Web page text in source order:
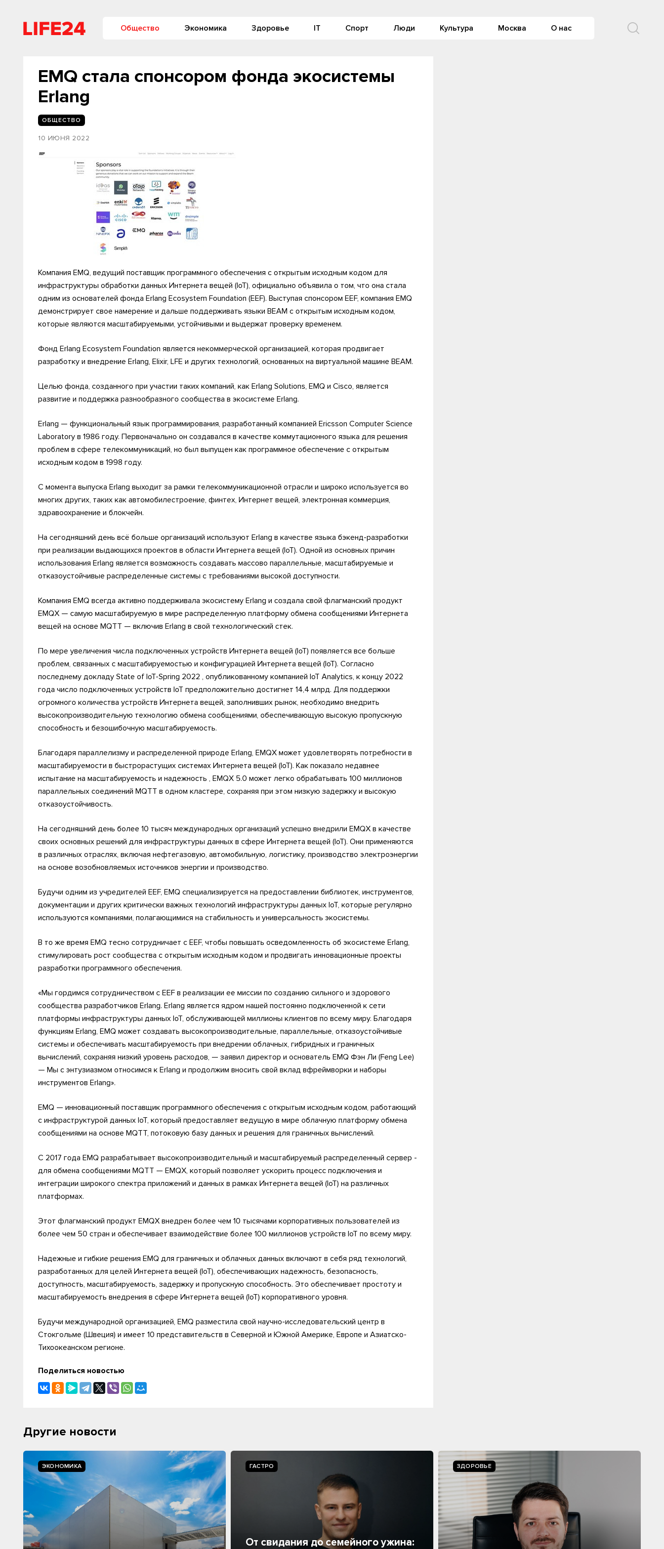
Общество Экономика Здоровье IT Спорт Люди Культура Москва О нас
EMQ стала спонсором фонда экосистемы
Erlang
ОБЩЕСТВО
10 ИЮНЯ 2022
Компания EMQ, ведущий поставщик программного обеспечения с открытым исходным кодом для
инфраструктуры обработки данных Интернета вещей (IoT), официально объявила о том, что она стала
одним из основателей фонда Erlang Ecosystem Foundation (EEF). Выступая спонсором EEF, компания EMQ
демонстрирует свое намерение и дальше поддерживать языки BEAM с открытым исходным кодом,
которые являются масштабируемыми, устойчивыми и выдержат проверку временем.
Фонд Erlang Ecosystem Foundation является некоммерческой организацией, которая продвигает
разработку и внедрение Erlang, Elixir, LFE и других технологий, основанных на виртуальной машине BEAM.
Целью фонда, созданного при участии таких компаний, как Erlang Solutions, EMQ и Cisco, является
развитие и поддержка разнообразного сообщества в экосистеме Erlang.
Erlang — функциональный язык программирования, разработанный компанией Ericsson Computer Science
Laboratory в 1986 году. Первоначально он создавался в качестве коммутационного языка для решения
проблем в сфере телекоммуникаций, но был выпущен как программное обеспечение с открытым
исходным кодом в 1998 году.
С момента выпуска Erlang выходит за рамки телекоммуникационной отрасли и широко используется во
многих других, таких как автомобилестроение, финтех, Интернет вещей, электронная коммерция,
здравоохранение и блокчейн.
На сегодняшний день всё больше организаций используют Erlang в качестве языка бэкенд-разработки
при реализации выдающихся проектов в области Интернета вещей (IoT). Одной из основных причин
использования Erlang является возможность создавать массово параллельные, масштабируемые и
отказоустойчивые распределенные системы с требованиями высокой доступности.
Компания EMQ всегда активно поддерживала экосистему Erlang и создала свой флагманский продукт
EMQX — самую масштабируемую в мире распределенную платформу обмена сообщениями Интернета
вещей на основе MQTT — включив Erlang в свой технологический стек.
По мере увеличения числа подключенных устройств Интернета вещей (IoT) появляется все больше
проблем, связанных с масштабируемостью и конфигурацией Интернета вещей (IoT). Согласно
последнему докладу State of IoT-Spring 2022 , опубликованному компанией IoT Analytics, к концу 2022
года число подключенных устройств IoT предположительно достигнет 14,4 млрд. Для поддержки
огромного количества устройств Интернета вещей, заполнивших рынок, необходимо внедрить
высокопроизводительную технологию обмена сообщениями, обеспечивающую высокую пропускную
способность и безошибочную масштабируемость.
Благодаря параллелизму и распределенной природе Erlang, EMQX может удовлетворять потребности в
масштабируемости в быстрорастущих системах Интернета вещей (IoT). Как показало недавнее
испытание на масштабируемость и надежность , EMQX 5.0 может легко обрабатывать 100 миллионов
параллельных соединений MQTT в одном кластере, сохраняя при этом низкую задержку и высокую
отказоустойчивость.
На сегодняшний день более 10 тысяч международных организаций успешно внедрили EMQX в качестве
своих основных решений для инфраструктуры данных в сфере Интернета вещей (IoT). Они применяются
в различных отраслях, включая нефтегазовую, автомобильную, логистику, производство электроэнергии
на основе возобновляемых источников энергии и производство.
Будучи одним из учредителей EEF, EMQ специализируется на предоставлении библиотек, инструментов,
документации и других критически важных технологий инфраструктуры данных IoT, которые регулярно
используются компаниями, полагающимися на стабильность и универсальность экосистемы.
В то же время EMQ тесно сотрудничает с EEF, чтобы повышать осведомленность об экосистеме Erlang,
стимулировать рост сообщества с открытым исходным кодом и продвигать инновационные проекты
разработки программного обеспечения.
«Мы гордимся сотрудничеством с EEF в реализации ее миссии по созданию сильного и здорового
сообщества разработчиков Erlang. Erlang является ядром нашей постоянно подключенной к сети
платформы инфраструктуры данных IoT, обслуживающей миллионы клиентов по всему миру. Благодаря
функциям Erlang, EMQ может создавать высокопроизводительные, параллельные, отказоустойчивые
системы и обеспечивать масштабируемость при внедрении облачных, гибридных и граничных
вычислений, сохраняя низкий уровень расходов, — заявил директор и основатель EMQ Фэн Ли (Feng Lee)
— Мы с энтузиазмом относимся к Erlang и продолжим вносить свой вклад вфреймворки и наборы
инструментов Erlang».
EMQ — инновационный поставщик программного обеспечения с открытым исходным кодом, работающий
с инфраструктурой данных IoT, который предоставляет ведущую в мире облачную платформу обмена
сообщениями на основе MQTT, потоковую базу данных и решения для граничных вычислений.
С 2017 года EMQ разрабатывает высокопроизводительный и масштабируемый распределенный сервер ­
для обмена сообщениями MQTT — EMQX, который позволяет ускорить процесс подключения и
интеграции широкого спектра приложений и данных в рамках Интернета вещей (IoT) на различных
платформах.
Этот флагманский продукт EMQX внедрен более чем 10 тысячами корпоративных пользователей из
более чем 50 стран и обеспечивает взаимодействие более 100 миллионов устройств IoT по всему миру.
Надежные и гибкие решения EMQ для граничных и облачных данных включают в себя ряд технологий,
разработанных для целей Интернета вещей (IoT), обеспечивающих надежность, безопасность,
доступность, масштабируемость, задержку и пропускную способность. Это обеспечивает простоту и
масштабируемость внедрения в сфере Интернета вещей (IoT) корпоративного уровня.
Будучи международной организацией, EMQ разместила свой научно-исследовательский центр в
Стокгольме (Швеция) и имеет 10 представительств в Северной и Южной Америке, Европе и Азиатско-
Тихоокеанском регионе.
Поделиться новостью
Другие новости
ЭКОНОМИКА ГАСТРО
От свидания до семейного ужина:
ЗДОРОВЬЕ